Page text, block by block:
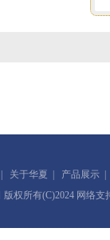
关于华夏 产品展示
版权所有(C)2024 网络支